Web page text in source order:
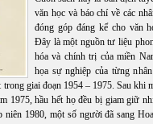
văn học và báo chí về các
đóng góp đáng kể cho văn
Đây là một nguồn tư liệu
hóa và chính trị của miền
họa sự nghiệp của từng
trong giai đoạn 1954 – 1975. Sau khi
1975, hầu hết họ đều bị giam giữ
niên 1980, một số người đã sang